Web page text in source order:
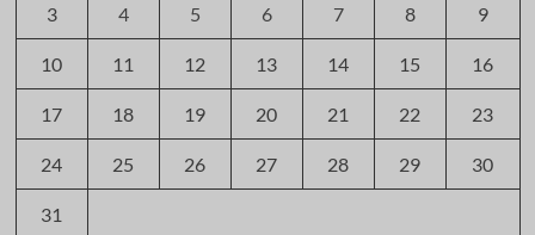
3 4 5 6 7 8 9
10 11 12 13 14 15 16
17 18 19 20 21 22 23
24 25 26 27 28 29 30
31